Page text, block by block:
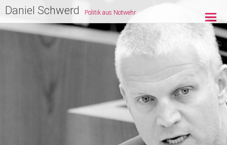
Zum
Inhalt
springen
Daniel Schwerd Politik aus Notwehr